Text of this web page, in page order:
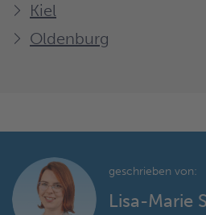
Kiel
Oldenburg
geschrieben von:
Lisa-Marie